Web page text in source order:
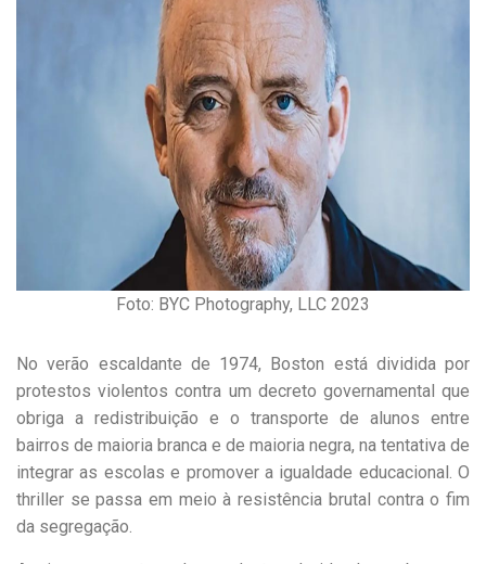
Foto: BYC Photography, LLC 2023
No verão escaldante de 1974, Boston está dividida por
protestos violentos contra um decreto governamental que
obriga a redistribuição e o transporte de alunos entre
bairros de maioria branca e de maioria negra, na tentativa de
integrar as escolas e promover a igualdade educacional. O
thriller se passa em meio à resistência brutal contra o fim
da segregação.